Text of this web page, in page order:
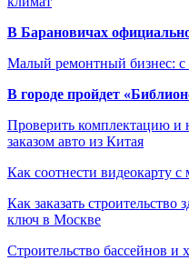
В Барановичах
Малый ремонтный бизнес: с
В городе пройдет
Проверить комплектацию и
заказом авто из Китая
Как соотнести видеокарту
Как заказать
ключ в Москве
Строительство бассейнов